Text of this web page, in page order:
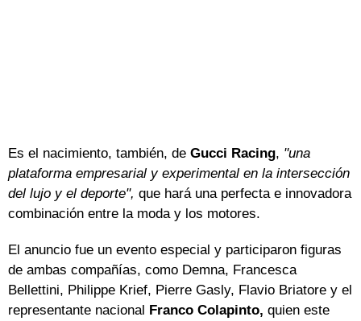
Es el nacimiento, también, de Gucci Racing, "una
plataforma empresarial y experimental en la intersección
del lujo y el deporte", que hará una perfecta e innovadora
combinación entre la moda y los motores.
El anuncio fue un evento especial y participaron figuras
de ambas compañías, como Demna, Francesca
Bellettini, Philippe Krief, Pierre Gasly, Flavio Briatore y el
representante nacional Franco Colapinto, quien este